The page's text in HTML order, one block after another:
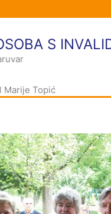
S
Marije Topić